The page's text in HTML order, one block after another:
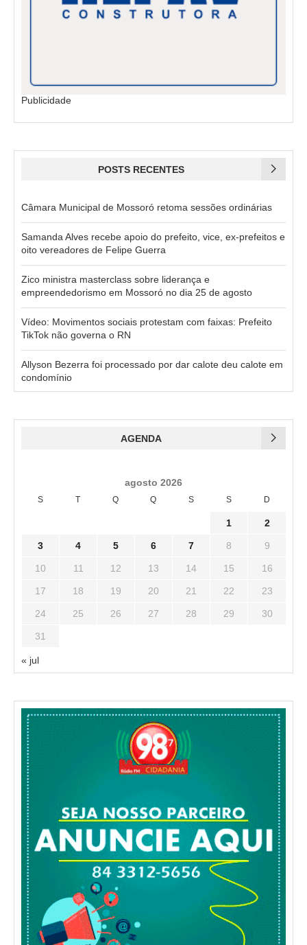
Publicidade
POSTS RECENTES
Câmara Municipal de Mossoró retoma sessões ordinárias
Samanda Alves recebe apoio do prefeito, vice, ex-prefeitos e
oito vereadores de Felipe Guerra
Zico ministra masterclass sobre liderança e
empreendedorismo em Mossoró no dia 25 de agosto
Vídeo: Movimentos sociais protestam com faixas: Prefeito
TikTok não governa o RN
Allyson Bezerra foi processado por dar calote deu calote em
condomínio
AGENDA
agosto 2026
S T Q Q S S D
1 2
3 4 5 6 7 8 9
10 11 12 13 14 15 16
17 18 19 20 21 22 23
24 25 26 27 28 29 30
31
« jul